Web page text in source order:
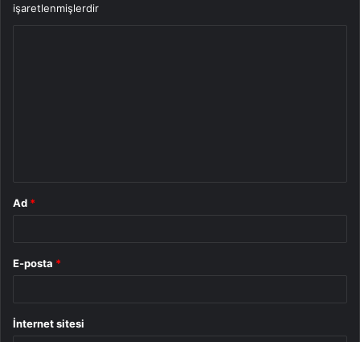
işaretlenmişlerdir
Ad *
E-posta *
İnternet sitesi